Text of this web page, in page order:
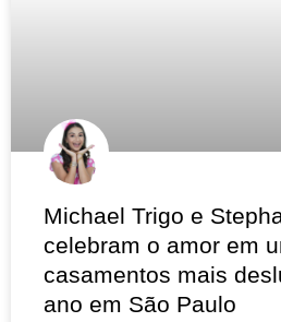
Michael Trigo e
celebram o amor em
casamentos mais
ano em São Paulo